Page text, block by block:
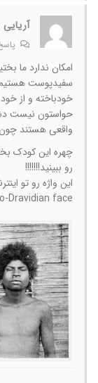
امکان ندارد ما
سفیدپوست هستیم
خودباخته و از
حواستون نیست
واقعی هستند
چهره این کودک
رو ببینید!!!!!!!
این واژه رو تو
Dravidian face